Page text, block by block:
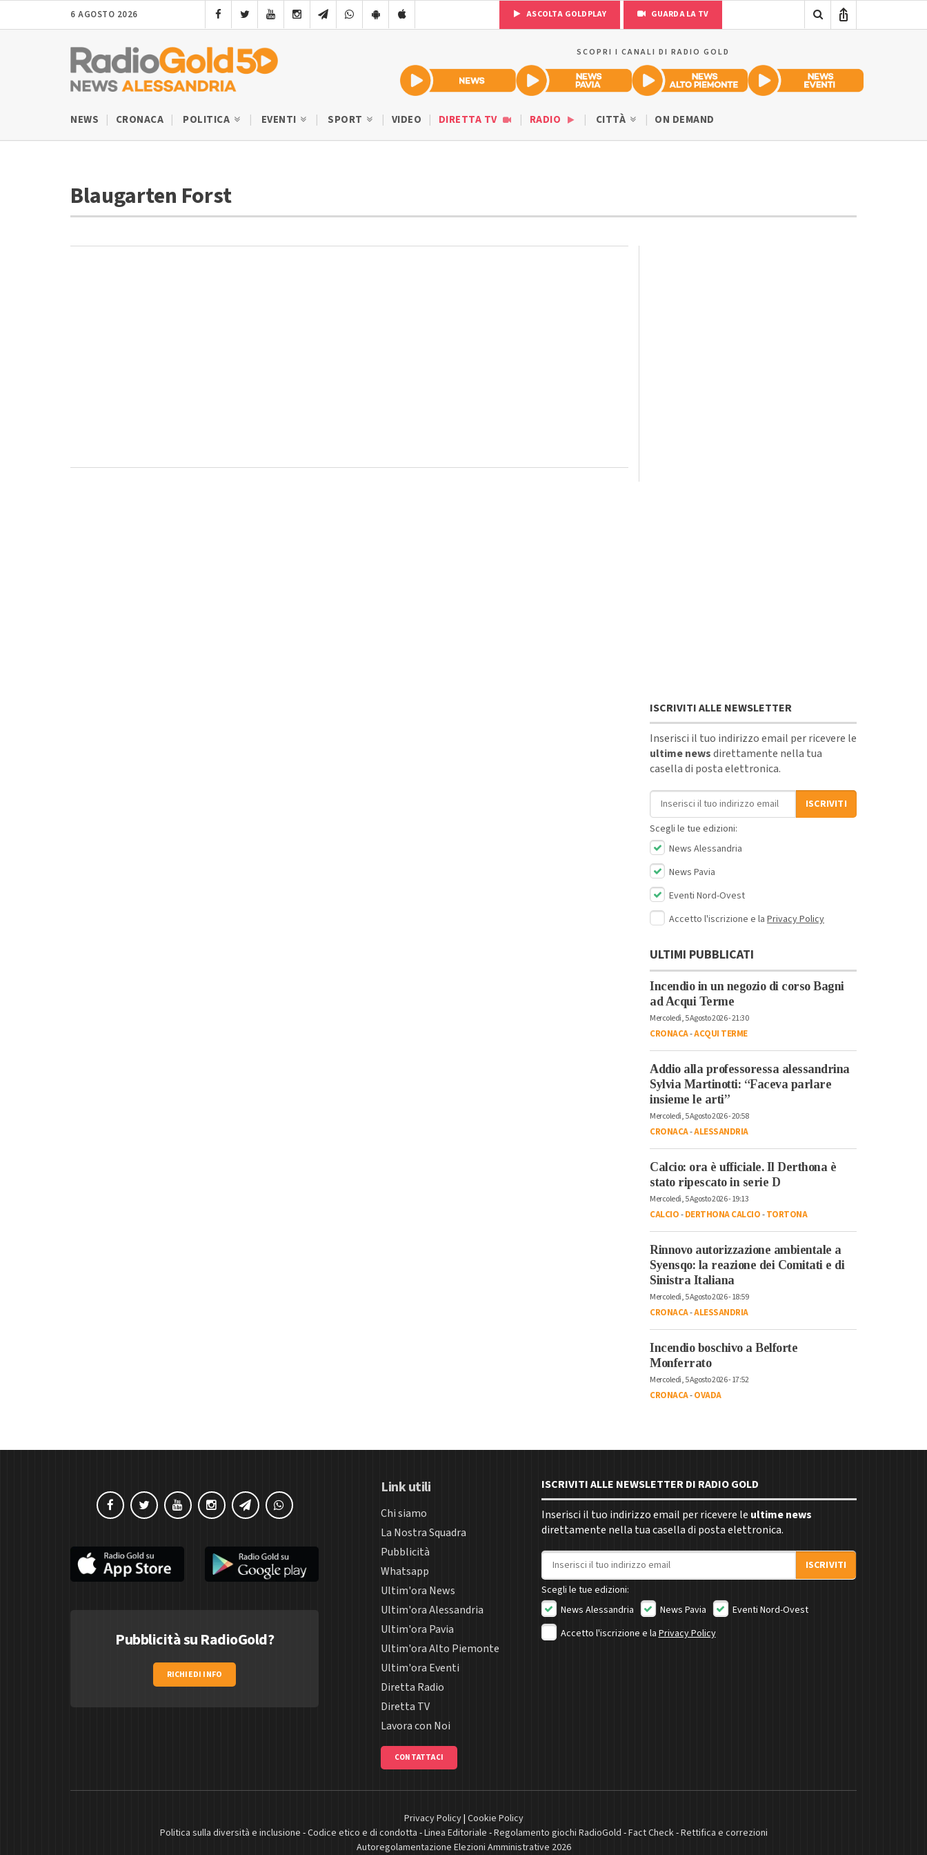
6 AGOSTO 2026 ASCOLTA GOLDPLAY GUARDA LA TV
SCOPRI I CANALI DI RADIO GOLD
NEWS CRONACA POLITICA EVENTI SPORT VIDEO DIRETTA TV RADIO CITTÀ ON DEMAND
Blaugarten Forst
ISCRIVITI ALLE NEWSLETTER
Inserisci il tuo indirizzo email per ricevere le
ultime newsdirettamente nella tua
casella di posta elettronica.
Indirizzo email
ISCRIVITI
Scegli le tue edizioni:
News Alessandria
News Pavia
Eventi Nord-Ovest
Accetto l'iscrizione e la Privacy Policy
ULTIMI PUBBLICATI
Incendio in un negozio di corso Bagni
ad Acqui Terme
Mercoledì, 5 Agosto 2026 - 21:30
CRONACA-ACQUI TERME
Addio alla professoressa alessandrina
Sylvia Martinotti: “Faceva parlare
insieme le arti”
Mercoledì, 5 Agosto 2026 - 20:58
CRONACA-ALESSANDRIA
Calcio: ora è ufficiale. Il Derthona è
stato ripescato in serie D
Mercoledì, 5 Agosto 2026 - 19:13
CALCIO-DERTHONA CALCIO-TORTONA
Rinnovo autorizzazione ambientale a
Syensqo: la reazione dei Comitati e di
Sinistra Italiana
Mercoledì, 5 Agosto 2026 - 18:59
CRONACA-ALESSANDRIA
Incendio boschivo a Belforte
Monferrato
Mercoledì, 5 Agosto 2026 - 17:52
CRONACA-OVADA
Pubblicità su RadioGold?
RICHIEDI INFO
Link utili
Chi siamo
La Nostra Squadra
Pubblicità
Whatsapp
Ultim'ora News
Ultim'ora Alessandria
Ultim'ora Pavia
Ultim'ora Alto Piemonte
Ultim'ora Eventi
Diretta Radio
Diretta TV
Lavora con Noi
CONTATTACI
ISCRIVITI ALLE NEWSLETTER DI RADIO GOLD
Inserisci il tuo indirizzo email per ricevere le ultime news
direttamente nella tua casella di posta elettronica.
Indirizzo email
ISCRIVITI
Scegli le tue edizioni:
News Alessandria
News Pavia
Eventi Nord-Ovest
Accetto l'iscrizione e la Privacy Policy
Privacy Policy| Cookie Policy
Politica sulla diversità e inclusione -Codice etico e di condotta -Linea Editoriale -Regolamento giochi RadioGold -Fact Check-Rettifica e correzioni
Autoregolamentazione Elezioni Amministrative 2026